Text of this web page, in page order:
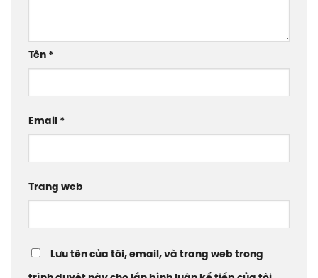
Tên *
Email *
Trang web
Lưu tên của tôi, email, và trang web trong